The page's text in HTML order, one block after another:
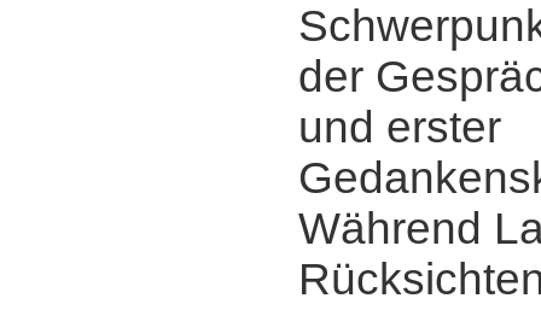
der
und erster
Während